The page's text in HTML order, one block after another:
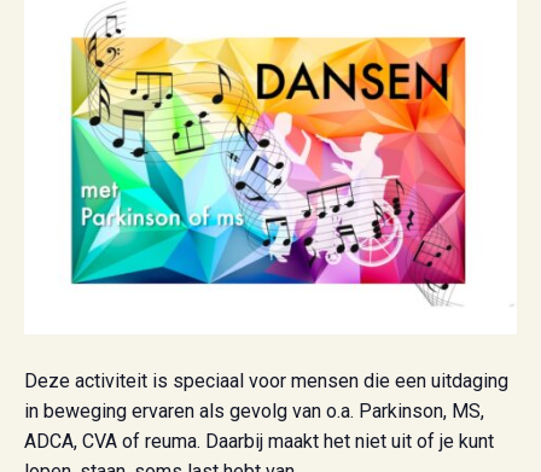
Deze activiteit is speciaal voor mensen die een uitdaging
in beweging ervaren als gevolg van o.a. Parkinson, MS,
ADCA, CVA of reuma. Daarbij maakt het niet uit of je kunt